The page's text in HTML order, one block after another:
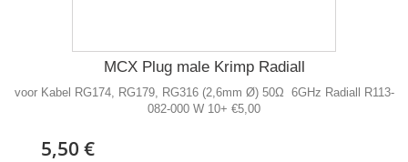
MCX Plug male Krimp Radiall
voor Kabel RG174, RG179, RG316 (2,6mm Ø) 50Ω 6GHz Radiall R113-
082-000 W 10+ €5,00
5,50 €